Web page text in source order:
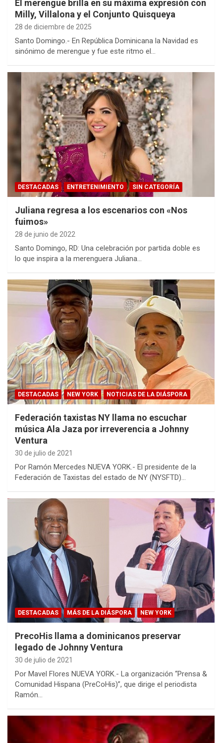
El merengue brilla en su máxima expresión con
Milly, Villalona y el Conjunto Quisqueya
28 de diciembre de 2025
Santo Domingo.- En República Dominicana la Navidad es
sinónimo de merengue y fue este ritmo el…
DESTACADAS ENTRETENIMIENTO SIN CATEGORÍA
Juliana regresa a los escenarios con «Nos
fuimos»
28 de junio de 2022
Santo Domingo, RD: Una celebración por partida doble es
lo que inspira a la merenguera Juliana…
DESTACADAS NEW YORK NOTICIAS DE LA DIÁSPORA
Federación taxistas NY llama no escuchar
música Ala Jaza por irreverencia a Johnny
Ventura
30 de julio de 2021
Por Ramón Mercedes NUEVA YORK.- El presidente de la
Federación de Taxistas del estado de NY (NYSFTD)…
DESTACADAS MÁS DE LA DIÁSPORA NEW YORK
PrecoHis llama a dominicanos preservar
legado de Johnny Ventura
30 de julio de 2021
Por Mavel Flores NUEVA YORK.- La organización “Prensa &
Comunidad Hispana (PreCoHis)”, que dirige el periodista
Ramón…